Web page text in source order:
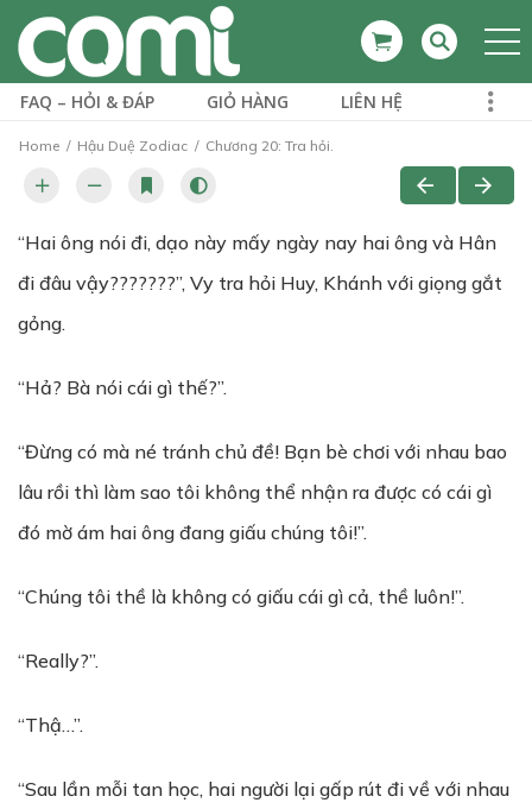
FAQ – HỎI & ĐÁP GIỎ HÀNG LIÊN HỆ
Home Hậu Duệ Zodiac Chương 20: Tra hỏi.
“Hai ông nói đi, dạo này mấy ngày nay hai ông và Hân
đi đâu vậy???????”, Vy tra hỏi Huy, Khánh với giọng gắt
gỏng.
“Hả? Bà nói cái gì thế?”.
“Đừng có mà né tránh chủ đề! Bạn bè chơi với nhau bao
lâu rồi thì làm sao tôi không thể nhận ra được có cái gì
đó mờ ám hai ông đang giấu chúng tôi!”.
“Chúng tôi thề là không có giấu cái gì cả, thề luôn!”.
“Really?”.
“Thậ…”.
“Sau lần mỗi tan học, hai người lại gấp rút đi về với nhau